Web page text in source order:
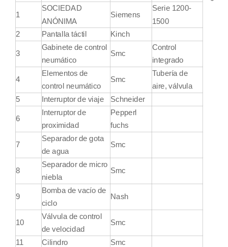
1
SOCIEDAD
ANÓNIMA
Siemens
Serie 1200-
1500
2
Pantalla táctil Kinch
3
Gabinete de control
neumático
Smc
Control
integrado
4
Elementos de
control neumático
Smc
Tubería de
aire, válvula
5
Interruptor de viaje Schneider
6
Interruptor de
proximidad
Pepperl
fuchs
7
Separador de gota
de agua
Smc
8
Separador de micro
niebla
Smc
9
Bomba de vacío de
ciclo
Nash
10
Válvula de control
de velocidad
Smc
11 Cilindro Smc